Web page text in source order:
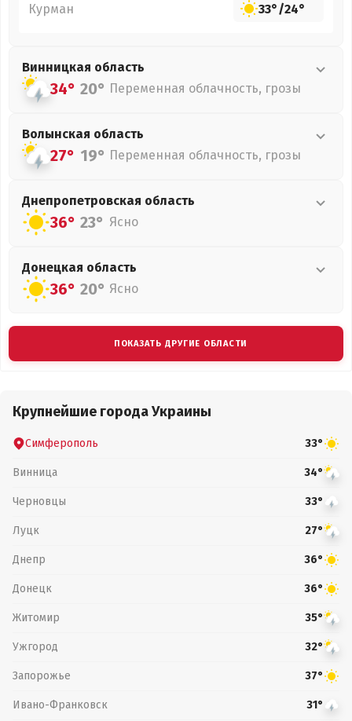
Курман 33°/24°
Винницкая область
34° 20° Переменная облачность, грозы
Волынская область
27° 19° Переменная облачность, грозы
Днепропетровская область
36° 23° Ясно
Донецкая область
36° 20° Ясно
ПОКАЗАТЬ ДРУГИЕ ОБЛАСТИ
Крупнейшие города Украины
Симферополь 33°
Винница 34°
Черновцы 33°
Луцк 27°
Днепр 36°
Донецк 36°
Житомир 35°
Ужгород 32°
Запорожье 37°
Ивано-Франковск 31°